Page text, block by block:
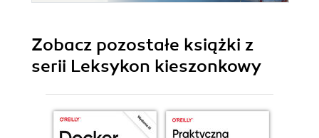
Zobacz pozostałe książki z
serii Leksykon kieszonkowy